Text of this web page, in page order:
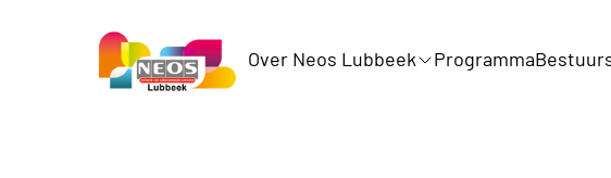
Over Neos Lubbeek Programma